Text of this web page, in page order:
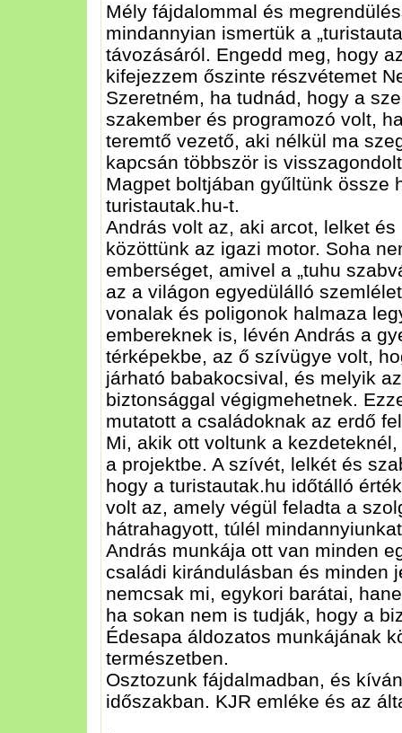
Mély fájdalommal és
mindannyian ismertük a
távozásáról. Engedd meg, hogy
kifejezzem őszinte részvétemet
Szeretném, ha tudnád, hogy a
szakember és programozó volt,
teremtő vezető, aki nélkül ma
kapcsán többször is
Magpet boltjában gyűltünk össze
turistautak.hu-t.
András volt az, aki arcot, lelket
közöttünk az igazi motor. Soha
emberséget, amivel a „tuhu
az a világon egyedülálló
vonalak és poligonok halmaza
embereknek is, lévén András a
térképekbe, az ő szívügye volt,
járható babakocsival, és melyik
biztonsággal végigmehetnek.
mutatott a családoknak az erdő
Mi, akik ott voltunk a
a projektbe. A szívét, lelkét és
hogy a turistautak.hu időtálló
volt az, amely végül feladta a
hátrahagyott, túlél
András munkája ott van minden
családi kirándulásban és minden
nemcsak mi, egykori barátai,
ha sokan nem is tudják, hogy a
Édesapa áldozatos munkájának
természetben.
Osztozunk fájdalmadban, és
időszakban. KJR emléke és az